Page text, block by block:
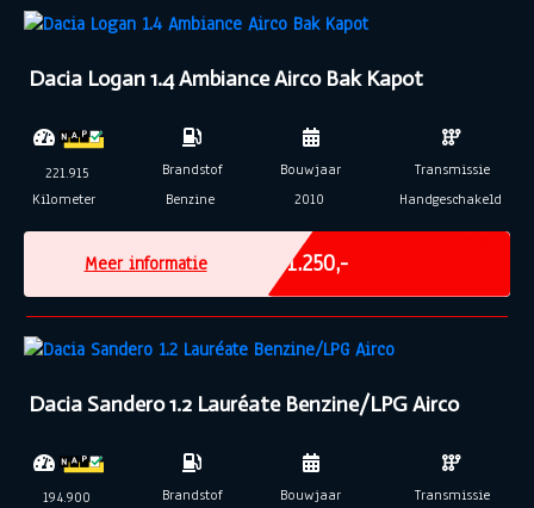
Dacia Logan 1.4 Ambiance Airco Bak Kapot
221.915
Kilometer
Brandstof
Benzine
Bouwjaar
2010
Transmissie
Handgeschakeld
Meer informatie € 1.250,-
Dacia Sandero 1.2 Lauréate Benzine/LPG Airco
194.900
Brandstof
Bouwjaar
Transmissie